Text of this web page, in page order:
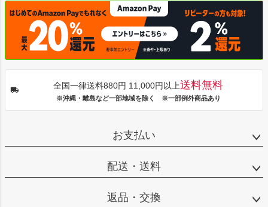
全国一律送料880円 11,000円以上送料無料
※沖縄・離島など一部地域を除く ※一部例外商品あり
お支払い
配送・送料
返品・交換